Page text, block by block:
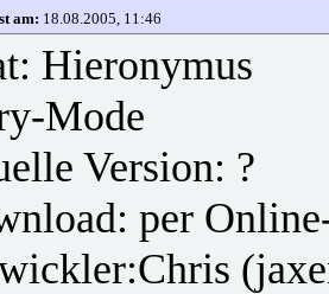
am: 18.08.2005, 11:46
Hieronymus
Mode
Version: ?
per